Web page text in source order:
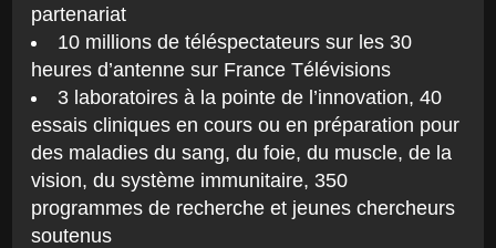
partenariat
10 millions de téléspectateurs sur les 30
heures d’antenne sur France Télévisions
3 laboratoires à la pointe de l’innovation, 40
essais cliniques en cours ou en préparation pour
des maladies du sang, du foie, du muscle, de la
vision, du système immunitaire, 350
programmes de recherche et jeunes chercheurs
soutenus